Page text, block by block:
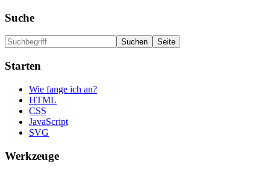
Suche
Starten
Wie fange ich an?
HTML
CSS
JavaScript
SVG
Werkzeuge